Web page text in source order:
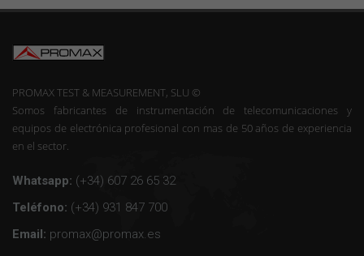
PROMAX TEST & MEASUREMENT, SLU ©
Somos fabricantes de instrumentación de telecomunicaciones y
equipos de electrónica profesional con mas de 50 años de experiencia
en el sector.
Whatsapp: (+34) 607 26 65 32
Teléfono: (+34) 931 847 700
Email: promax@promax.es